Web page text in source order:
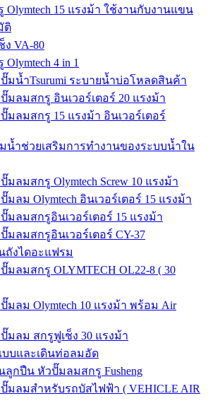
Olymtech 15 แรงม้า ใช้งานกับงานแขน
ติ
VA-80
4 in 1
มน้ำTsurumi ระบายน้ำบ่อโหลดสินค้า
มลมสกรู อินเวอร์เตอร์ 20 แรงม้า
มลมสกรู 15 แรงม้า อินเวอร์เตอร์
น้ำช่วยเสริมการทำงานของระบบน้ำใน
มลมสกรู Olymtech Screw 10 แรงม้า
มลม Olymtech อินเวอร์เตอร์ 15 แรงม้า
มลมสกรูอินเวอร์เตอร์ 15 แรงม้า
มลมสกรูอินเวอร์เตอร์ CY-37
ถังไดอะแฟรม
มลมสกรู OLYMTECH OL22-8 ( 30
มลม Olymtech 10 แรงม้า พร้อม Air
มลม สกรูฟูเช็ง 30 แรงม้า
บและเดินท่อลมอัด
ลูกปืน หัวปั๊มลมสกรู Fusheng
มลมสำหรับรถบัสไฟฟ้า ( VEHICLE AIR